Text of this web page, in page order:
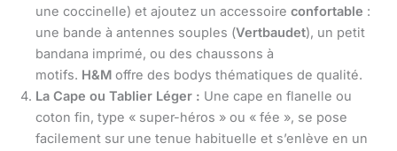
une coccinelle) et ajoutez un accessoire confortable :
une bande à antennes souples (Vertbaudet), un petit
bandana imprimé, ou des chaussons à
motifs. H&M offre des bodys thématiques de qualité.
La Cape ou Tablier Léger : Une cape en flanelle ou
coton fin, type « super-héros » ou « fée », se pose
facilement sur une tenue habituelle et s’enlève en un